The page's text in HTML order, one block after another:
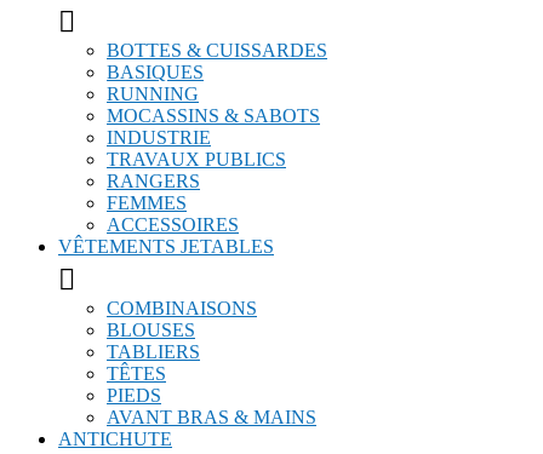

BOTTES & CUISSARDES
BASIQUES
RUNNING
MOCASSINS & SABOTS
INDUSTRIE
TRAVAUX PUBLICS
RANGERS
FEMMES
ACCESSOIRES
VÊTEMENTS JETABLES

COMBINAISONS
BLOUSES
TABLIERS
TÊTES
PIEDS
AVANT BRAS & MAINS
ANTICHUTE